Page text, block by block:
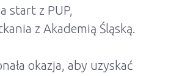
start z PUP,
z Akademią Śląską.
okazja, aby uzyskać